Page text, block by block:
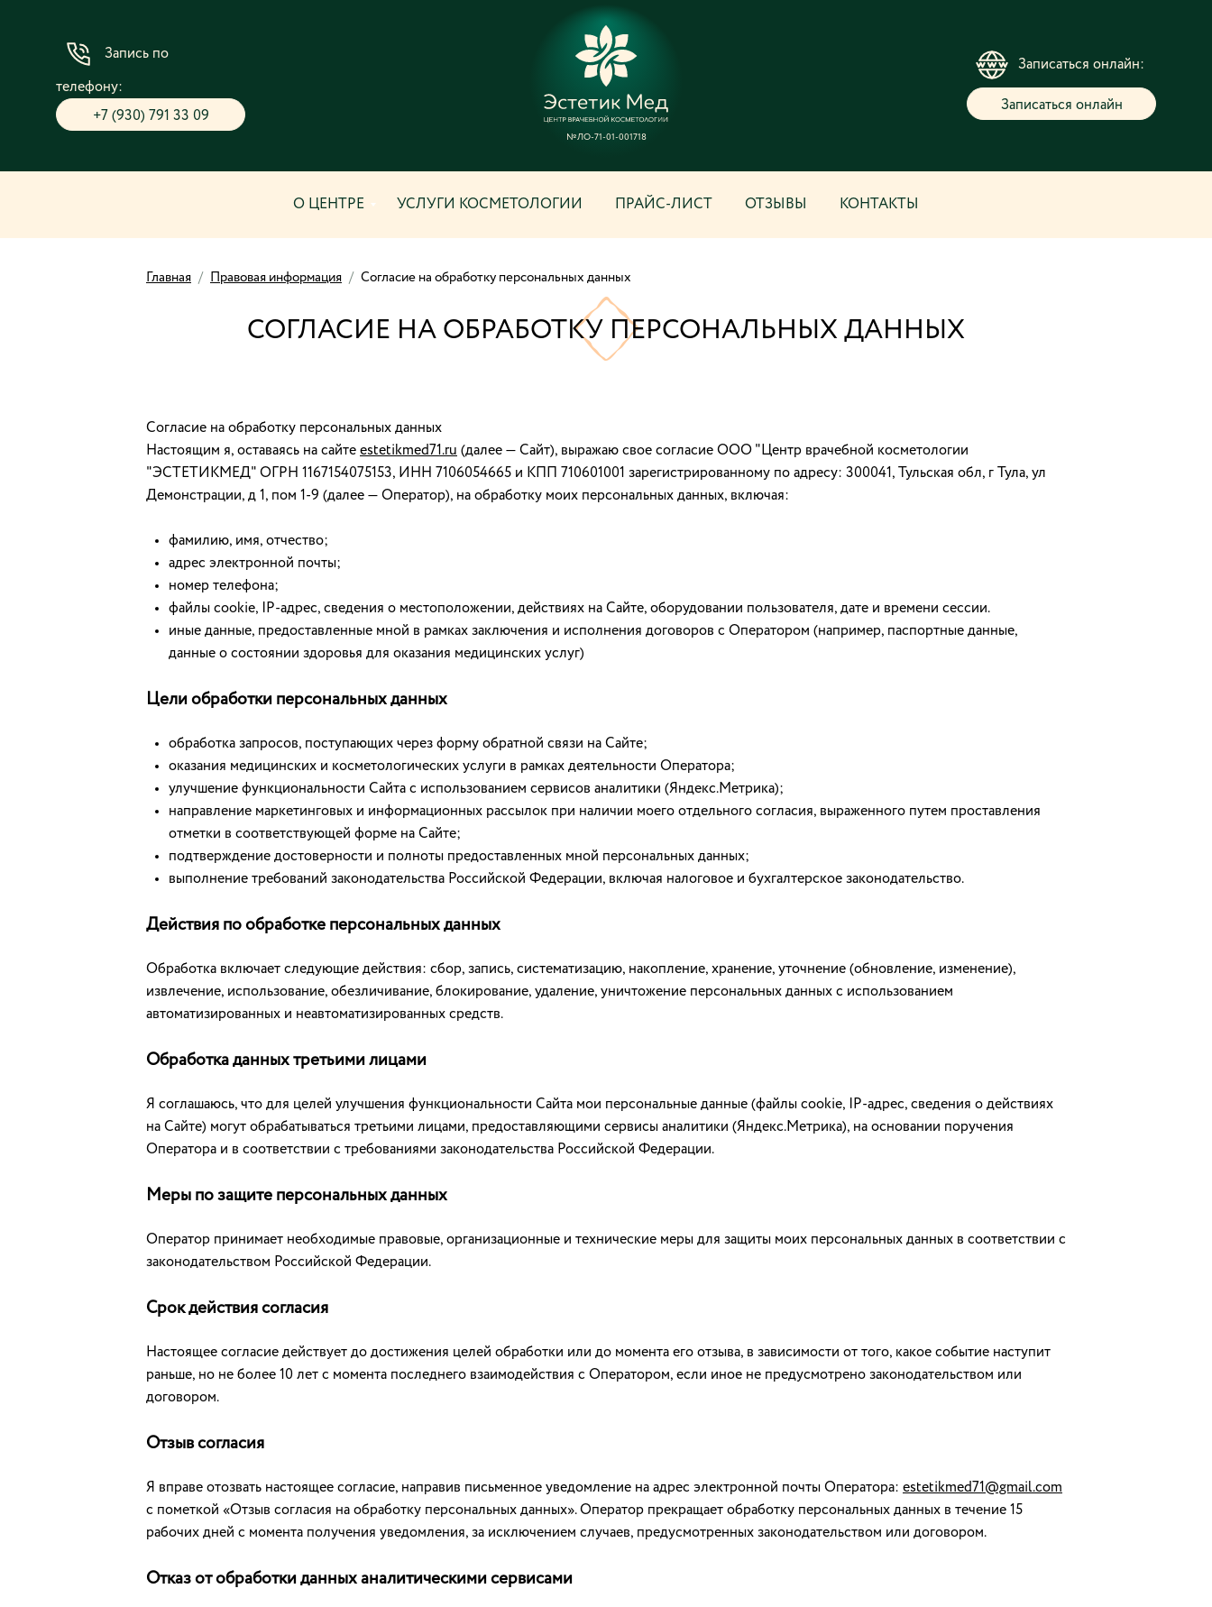
Запись по
телефону:
+7 (930) 791 33 09
№ЛО-71-01-001718
Записаться онлайн:
Записаться онлайн
О ЦЕНТРЕ УСЛУГИ КОСМЕТОЛОГИИ ПРАЙС-ЛИСТ ОТЗЫВЫ КОНТАКТЫ
Главная / Правовая информация / Согласие на обработку персональных данных
СОГЛАСИЕ НА ОБРАБОТКУ ПЕРСОНАЛЬНЫХ ДАННЫХ
Согласие на обработку персональных данных
Настоящим я, оставаясь на сайте estetikmed71.ru (далее — Сайт), выражаю свое согласие ООО "Центр врачебной косметологии
"ЭСТЕТИКМЕД" ОГРН 1167154075153, ИНН 7106054665 и КПП 710601001 зарегистрированному по адресу: 300041, Тульская обл, г Тула, ул
Демонстрации, д 1, пом 1-9 (далее — Оператор), на обработку моих персональных данных, включая:
фамилию, имя, отчество;
адрес электронной почты;
номер телефона;
файлы cookie, IP-адрес, сведения о местоположении, действиях на Сайте, оборудовании пользователя, дате и времени сессии.
иные данные, предоставленные мной в рамках заключения и исполнения договоров с Оператором (например, паспортные данные,
данные о состоянии здоровья для оказания медицинских услуг)
Цели обработки персональных данных
обработка запросов, поступающих через форму обратной связи на Сайте;
оказания медицинских и косметологических услуги в рамках деятельности Оператора;
улучшение функциональности Сайта с использованием сервисов аналитики (Яндекс.Метрика);
направление маркетинговых и информационных рассылок при наличии моего отдельного согласия, выраженного путем проставления
отметки в соответствующей форме на Сайте;
подтверждение достоверности и полноты предоставленных мной персональных данных;
выполнение требований законодательства Российской Федерации, включая налоговое и бухгалтерское законодательство.
Действия по обработке персональных данных
Обработка включает следующие действия: сбор, запись, систематизацию, накопление, хранение, уточнение (обновление, изменение),
извлечение, использование, обезличивание, блокирование, удаление, уничтожение персональных данных с использованием
автоматизированных и неавтоматизированных средств.
Обработка данных третьими лицами
Я соглашаюсь, что для целей улучшения функциональности Сайта мои персональные данные (файлы cookie, IP-адрес, сведения о действиях
на Сайте) могут обрабатываться третьими лицами, предоставляющими сервисы аналитики (Яндекс.Метрика), на основании поручения
Оператора и в соответствии с требованиями законодательства Российской Федерации.
Меры по защите персональных данных
Оператор принимает необходимые правовые, организационные и технические меры для защиты моих персональных данных в соответствии с
законодательством Российской Федерации.
Срок действия согласия
Настоящее согласие действует до достижения целей обработки или до момента его отзыва, в зависимости от того, какое событие наступит
раньше, но не более 10 лет с момента последнего взаимодействия с Оператором, если иное не предусмотрено законодательством или
договором.
Отзыв согласия
Я вправе отозвать настоящее согласие, направив письменное уведомление на адрес электронной почты Оператора: estetikmed71@gmail.com
с пометкой «Отзыв согласия на обработку персональных данных». Оператор прекращает обработку персональных данных в течение 15
рабочих дней с момента получения уведомления, за исключением случаев, предусмотренных законодательством или договором.
Отказ от обработки данных аналитическими сервисами